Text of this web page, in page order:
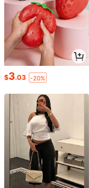
$3.03 -20%